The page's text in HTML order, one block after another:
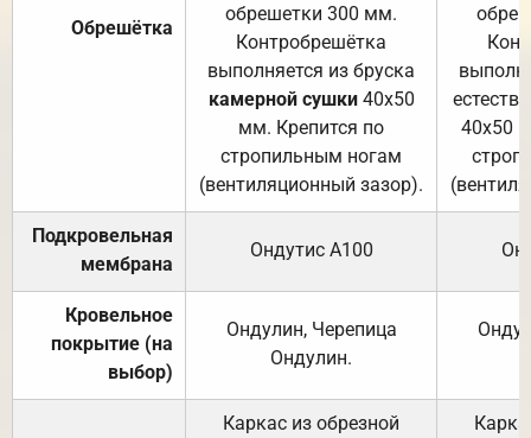
Обрешётка
обрешетки 300 мм.
Контробрешётка
выполняется из бруска
камерной сушки40х50
мм. Крепится по
стропильным ногам
(вентиляционный зазор).
40х50
Подкровельная
мембрана
Ондутис А100
Кровельное
покрытие (на
выбор)
Ондулин, Черепица
Ондулин.
Каркас из обрезной